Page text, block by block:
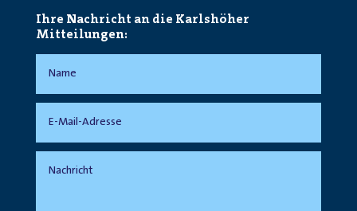
Ihre Nachricht an die Karlshöher
Mitteilungen: